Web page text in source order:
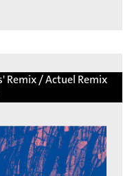
Remix / Actuel Remix